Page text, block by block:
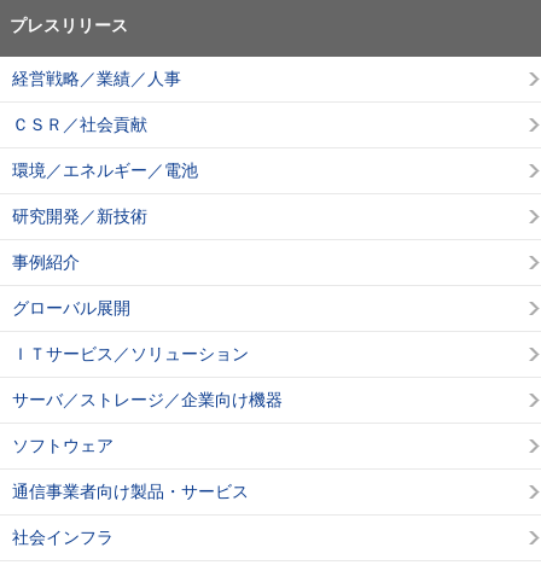
プレスリリース
経営戦略／業績／人事
ＣＳＲ／社会貢献
環境／エネルギー／電池
研究開発／新技術
事例紹介
グローバル展開
ＩＴサービス／ソリューション
サーバ／ストレージ／企業向け機器
ソフトウェア
通信事業者向け製品・サービス
社会インフラ